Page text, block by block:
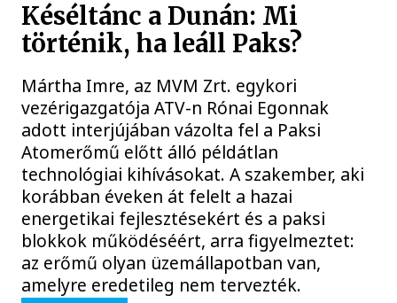
Késéltánc a Dunán: Mi
történik, ha leáll Paks?
Mártha Imre, az MVM Zrt. egykori
vezérigazgatója ATV-n Rónai Egonnak
adott interjújában vázolta fel a Paksi
Atomerőmű előtt álló példátlan
technológiai kihívásokat. A szakember, aki
korábban éveken át felelt a hazai
energetikai fejlesztésekért és a paksi
blokkok működéséért, arra figyelmeztet:
az erőmű olyan üzemállapotban van,
amelyre eredetileg nem tervezték.